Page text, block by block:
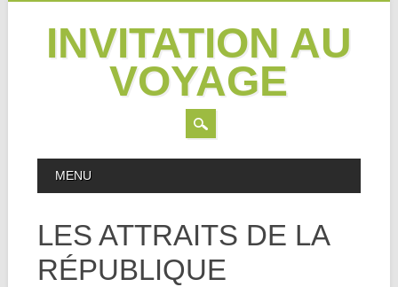
INVITATION AU
VOYAGE
MAIN MENU
MENU
LES ATTRAITS DE LA
RÉPUBLIQUE